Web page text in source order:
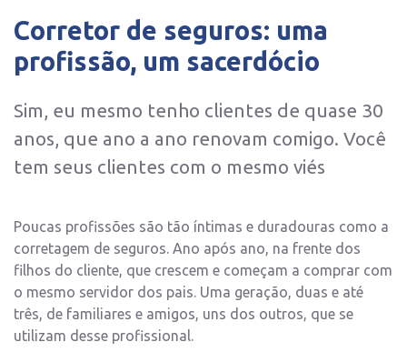
Corretor de seguros: uma
profissão, um sacerdócio
Sim, eu mesmo tenho clientes de quase 30
anos, que ano a ano renovam comigo. Você
tem seus clientes com o mesmo viés
Poucas profissões são tão íntimas e duradouras como a
corretagem de seguros. Ano após ano, na frente dos
filhos do cliente, que crescem e começam a comprar com
o mesmo servidor dos pais. Uma geração, duas e até
três, de familiares e amigos, uns dos outros, que se
utilizam desse profissional.